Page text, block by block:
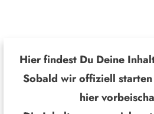
Hier findest Du Deine
Sobald wir offiziell
hier